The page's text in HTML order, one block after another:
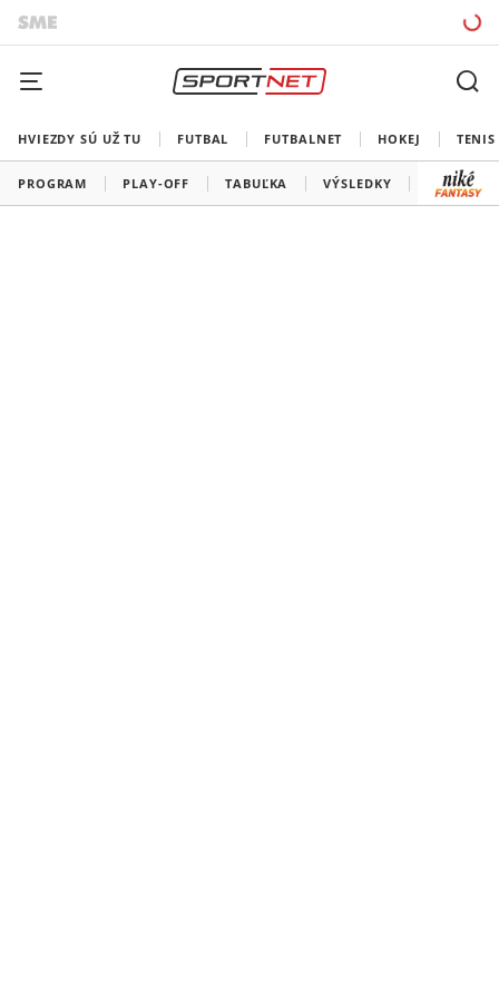
HVIEZDY SÚ UŽ TU FUTBAL FUTBALNET HOKEJ TENIS
PROGRAM PLAY-OFF TABUĽKA VÝSLEDKY ŠK